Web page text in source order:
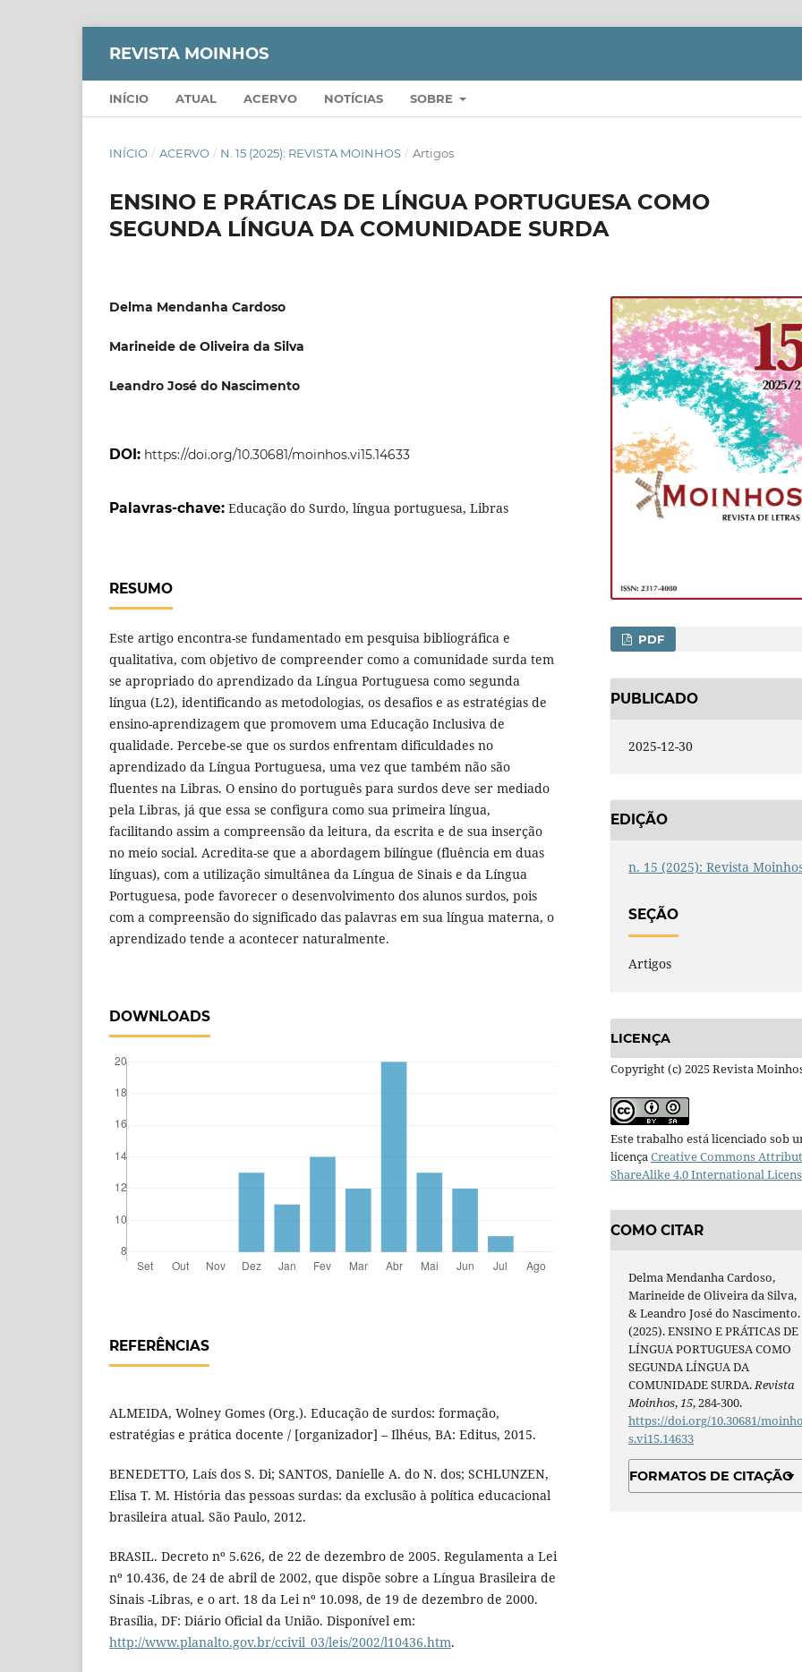
REVISTA MOINHOS
INÍCIO ATUAL ACERVO NOTÍCIAS SOBRE
INÍCIO / ACERVO / N. 15 (2025): REVISTA MOINHOS / Artigos
ENSINO E PRÁTICAS DE LÍNGUA PORTUGUESA COMO
SEGUNDA LÍNGUA DA COMUNIDADE SURDA
Delma Mendanha Cardoso
Marineide de Oliveira da Silva
Leandro José do Nascimento
DOI: https://doi.org/10.30681/moinhos.vi15.14633
Palavras-chave: Educação do Surdo, língua portuguesa, Libras
RESUMO
Este artigo encontra-se fundamentado em pesquisa bibliográfica e
qualitativa, com objetivo de compreender como a comunidade surda tem
se apropriado do aprendizado da Língua Portuguesa como segunda
língua (L2), identificando as metodologias, os desafios e as estratégias de
ensino-aprendizagem que promovem uma Educação Inclusiva de
qualidade. Percebe-se que os surdos enfrentam dificuldades no
aprendizado da Língua Portuguesa, uma vez que também não são
fluentes na Libras. O ensino do português para surdos deve ser mediado
pela Libras, já que essa se configura como sua primeira língua,
facilitando assim a compreensão da leitura, da escrita e de sua inserção
no meio social. Acredita-se que a abordagem bilíngue (fluência em duas
línguas), com a utilização simultânea da Língua de Sinais e da Língua
Portuguesa, pode favorecer o desenvolvimento dos alunos surdos, pois
com a compreensão do significado das palavras em sua língua materna, o
aprendizado tende a acontecer naturalmente.
DOWNLOADS
REFERÊNCIAS
ALMEIDA, Wolney Gomes (Org.). Educação de surdos: formação,
estratégias e prática docente / [organizador] – Ilhéus, BA: Editus, 2015.
BENEDETTO, Laís dos S. Di; SANTOS, Danielle A. do N. dos; SCHLUNZEN,
Elisa T. M. História das pessoas surdas: da exclusão à política educacional
brasileira atual. São Paulo, 2012.
BRASIL. Decreto nº 5.626, de 22 de dezembro de 2005. Regulamenta a Lei
nº 10.436, de 24 de abril de 2002, que dispõe sobre a Língua Brasileira de
Sinais -Libras, e o art. 18 da Lei nº 10.098, de 19 de dezembro de 2000.
Brasília, DF: Diário Oficial da União. Disponível em:
http://www.planalto.gov.br/ccivil_03/leis/2002/l10436.htm.
PDF
PUBLICADO
2025-12-30
EDIÇÃO
n. 15 (2025): Revista
SEÇÃO
Artigos
LICENÇA
Copyright (c) 2025 Revista
Este trabalho está licenciado sob
licençaCreative Commons
ShareAlike 4.0 International
COMO CITAR
Delma Mendanha Cardoso,
Marineide de Oliveira da Silva,
& Leandro José do Nascimento.
(2025). ENSINO E PRÁTICAS DE
LÍNGUA PORTUGUESA COMO
SEGUNDA LÍNGUA DA
COMUNIDADE SURDA.Revista
Moinhos,15, 284-300.
https://doi.org/10.30681/
s.vi15.14633
FORMATOS DE CITAÇÃO